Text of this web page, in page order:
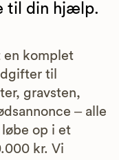
til din hjælp.
en komplet
til
gravsten,
– alle
op i et
kr. Vi